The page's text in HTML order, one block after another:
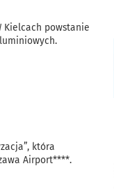
Kielcach powstanie
która
Airport****.